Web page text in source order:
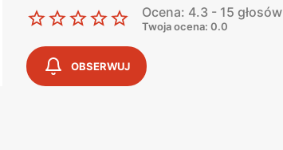
Ocena: 4.3 - 15 głosów
Twoja ocena: 0.0
OBSERWUJ